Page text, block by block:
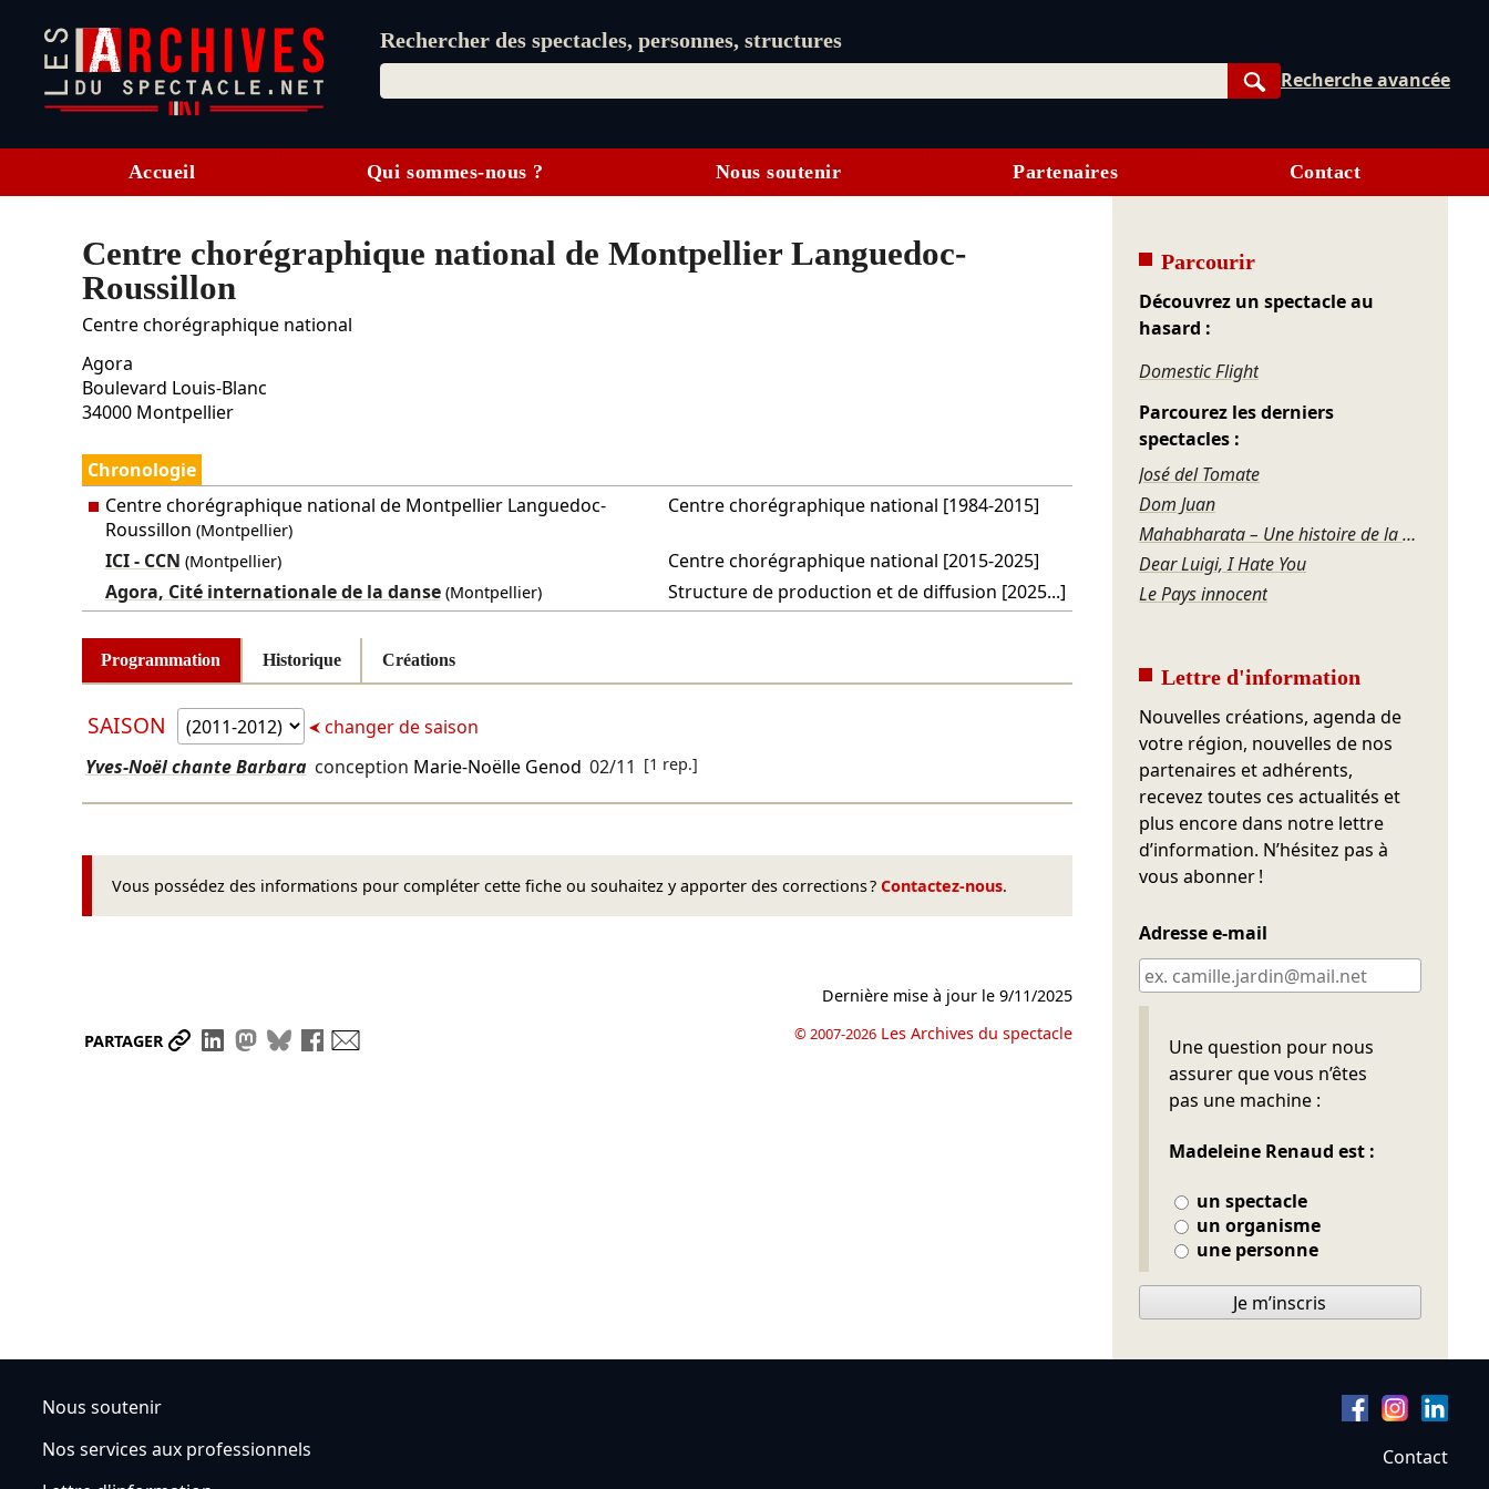
Rechercher des spectacles, personnes, structures
Rechercher
Recherche avancée
Accueil Qui sommes-nous ? Nous soutenir Partenaires Contact
Centre chorégraphique national de Montpellier Languedoc-
Roussillon
Centre chorégraphique national
Agora
Boulevard Louis-Blanc
34000 Montpellier
Chronologie
Centre chorégraphique national de Montpellier Languedoc-
Roussillon (Montpellier)
Centre chorégraphique national [1984-2015]
ICI - CCN (Montpellier)
Centre chorégraphique national [2015-2025]
Agora, Cité internationale de la danse(Montpellier) Structure de production et de diffusion [2025...]
Programmation Historique Créations
SAISON
changer de saison
Yves-Noël chante Barbara conception Marie-Noëlle Genod 02/11 [1 rep.]
Vous possédez des informations pour compléter cette fiche ou souhaitez y apporter des corrections ? Contactez-nous.
PARTAGER Partager le lien
Partager sur LinkedIn
Partager sur Mastodon
Partager sur Bluesky
Partager sur Facebook
Dernière mise à jour le9/11/2025
© 2007-2026 Les Archives du spectacle
Parcourir
Découvrez un spectacle au
hasard :
Domestic Flight
Parcourez les derniers
spectacles :
José del Tomate
Dom Juan
Mahabharata – Une histoire de la violence
Dear Luigi, I Hate You
Le Pays innocent
Lettre d'information
Nouvelles créations, agenda de
votre région, nouvelles de nos
partenaires et adhérents,
recevez toutes ces actualités et
plus encore dans notre lettre
d’information. N’hésitez pas à
vous abonner !
Adresse e-mail
Une question pour nous
assurer que vous n’êtes
pas une machine :
Madeleine Renaud est :
un spectacle
un organisme
une personne
Ne pas remplir
Je m’inscris
Nous soutenir
Nos services aux professionnels
Contact